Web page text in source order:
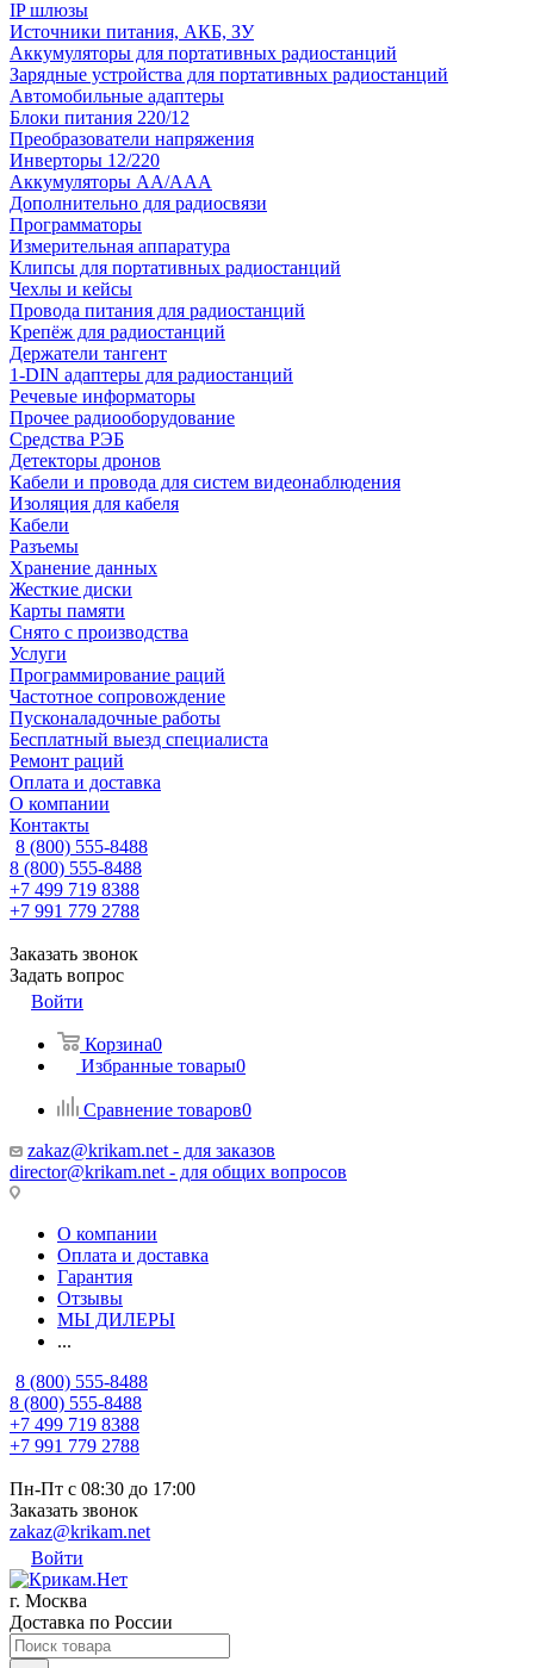
IP шлюзы
Источники питания, АКБ, ЗУ
Аккумуляторы для портативных радиостанций
Зарядные устройства для портативных радиостанций
Автомобильные адаптеры
Блоки питания 220/12
Преобразователи напряжения
Инверторы 12/220
Аккумуляторы АА/ААА
Дополнительно для радиосвязи
Программаторы
Измерительная аппаратура
Клипсы для портативных радиостанций
Чехлы и кейсы
Провода питания для радиостанций
Крепёж для радиостанций
Держатели тангент
1-DIN адаптеры для радиостанций
Речевые информаторы
Прочее радиооборудование
Средства РЭБ
Детекторы дронов
Кабели и провода для систем видеонаблюдения
Изоляция для кабеля
Кабели
Разъемы
Хранение данных
Жесткие диски
Карты памяти
Снято с производства
Услуги
Программирование раций
Частотное сопровождение
Пусконаладочные работы
Бесплатный выезд специалиста
Ремонт раций
Оплата и доставка
О компании
Контакты
8 (800) 555-8488
8 (800) 555-8488
+7 499 719 8388
+7 991 779 2788
Заказать звонок
Задать вопрос
Войти
Корзина0
Избранные товары0
Сравнение товаров0
zakaz@krikam.net - для заказов
director@krikam.net - для общих вопросов
О компании
Оплата и доставка
Гарантия
Отзывы
МЫ ДИЛЕРЫ
...
8 (800) 555-8488
8 (800) 555-8488
+7 499 719 8388
+7 991 779 2788
Пн-Пт с 08:30 до 17:00
Заказать звонок
zakaz@krikam.net
Войти
г. Москва
Доставка по России